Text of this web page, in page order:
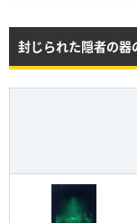
封じられた隠者の器